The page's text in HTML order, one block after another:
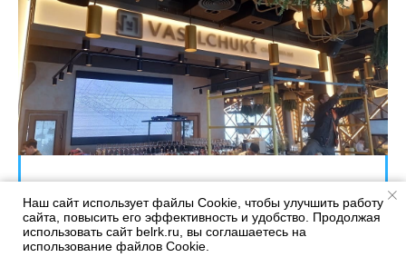
Больше примеров нашей
наружной рекламы
Мы собрали большой каталог наших работ по
Наш сайт использует файлы Сookie, чтобы улучшить работу
сайта, повысить его эффективность и удобство. Продолжая
использовать сайт belrk.ru, вы соглашаетесь на
использование файлов Cookie.